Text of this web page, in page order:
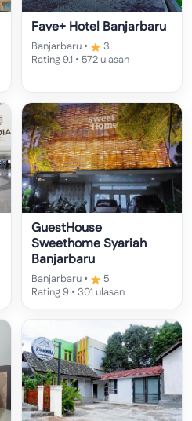
Fave+ Hotel Banjarbaru
Banjarbaru •
3
Rating 9.1 • 572 ulasan
GuestHouse
Sweethome Syariah
Banjarbaru
Banjarbaru •
5
Rating 9 • 301 ulasan